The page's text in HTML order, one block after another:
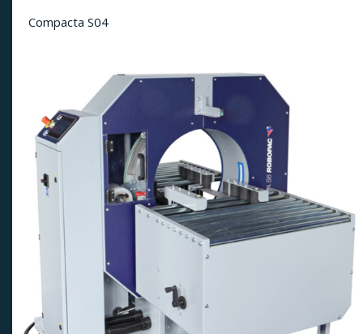
Compacta S04